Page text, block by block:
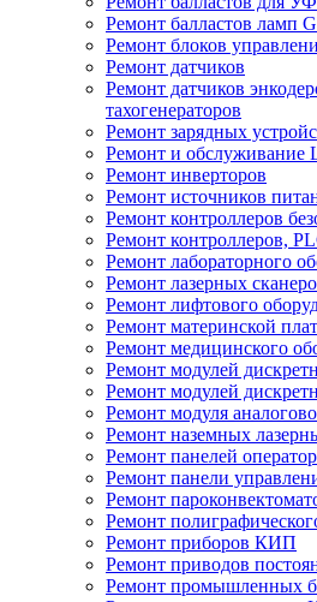
Ремонт балластов ламп
Ремонт блоков
Ремонт датчиков
Ремонт датчиков
тахогенераторов
Ремонт зарядных
Ремонт и обслуживание
Ремонт инверторов
Ремонт источников
Ремонт контроллеров
Ремонт контроллеров,
Ремонт лабораторного
Ремонт лазерных
Ремонт лифтового
Ремонт материнской
Ремонт медицинского
Ремонт модулей
Ремонт модулей
Ремонт модуля
Ремонт наземных
Ремонт панелей
Ремонт панели
Ремонт
Ремонт
Ремонт приборов КИП
Ремонт приводов
Ремонт промышленных